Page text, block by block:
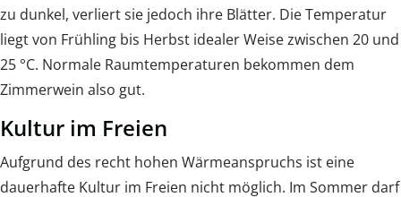
zu dunkel, verliert sie jedoch ihre Blätter. Die Temperatur
liegt von Frühling bis Herbst idealer Weise zwischen 20 und
25 °C. Normale Raumtemperaturen bekommen dem
Zimmerwein also gut.
Kultur im Freien
Aufgrund des recht hohen Wärmeanspruchs ist eine
dauerhafte Kultur im Freien nicht möglich. Im Sommer darf